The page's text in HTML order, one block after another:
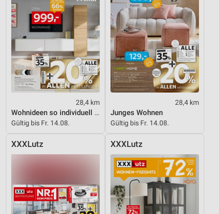
28,4 km
Wohnideen so individuell wie du!
Gültig bis Fr. 14.08.
28,4 km
Junges Wohnen
Gültig bis Fr. 14.08.
XXXLutz XXXLutz